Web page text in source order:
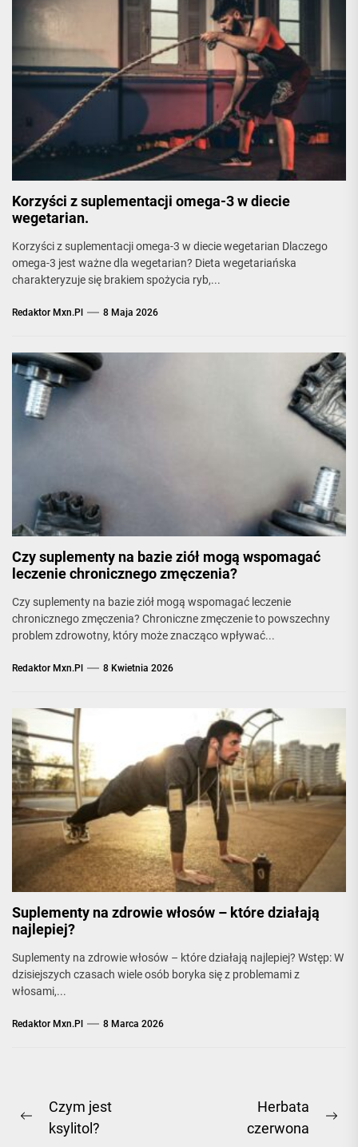
Korzyści z suplementacji omega-3 w diecie
wegetarian.
Korzyści z suplementacji omega-3 w diecie wegetarian Dlaczego
omega-3 jest ważne dla wegetarian? Dieta wegetariańska
charakteryzuje się brakiem spożycia ryb,...
Redaktor Mxn.pl 8 Maja 2026
Czy suplementy na bazie ziół mogą wspomagać
leczenie chronicznego zmęczenia?
Czy suplementy na bazie ziół mogą wspomagać leczenie
chronicznego zmęczenia? Chroniczne zmęczenie to powszechny
problem zdrowotny, który może znacząco wpływać...
Redaktor Mxn.pl 8 Kwietnia 2026
Suplementy na zdrowie włosów – które działają
najlepiej?
Suplementy na zdrowie włosów – które działają najlepiej? Wstęp: W
dzisiejszych czasach wiele osób boryka się z problemami z
włosami,...
Redaktor Mxn.pl 8 Marca 2026
Nawigacja
wpisu
Previous
Czym jest
ksylitol?
Herbata
czerwona